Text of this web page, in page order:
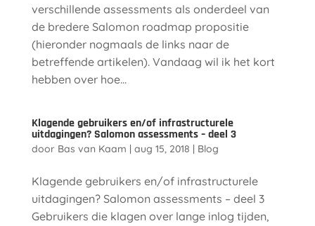
verschillende assessments als onderdeel van
de bredere Salomon roadmap propositie
(hieronder nogmaals de links naar de
betreffende artikelen). Vandaag wil ik het kort
hebben over hoe...
Klagende gebruikers en/of infrastructurele
uitdagingen? Salomon assessments – deel 3
door Bas van Kaam aug 15, 2018 Blog
Klagende gebruikers en/of infrastructurele
uitdagingen? Salomon assessments – deel 3
Gebruikers die klagen over lange inlog tijden,